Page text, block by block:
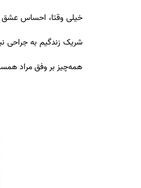
خیلی وقتا، احساس عشق
شریک زندگیم به جراحی
همه‌چیز بر وفق مراد